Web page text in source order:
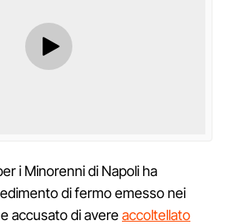
i Minorenni di Napoli ha
di fermo emesso nei
accusato di avereaccoltellato